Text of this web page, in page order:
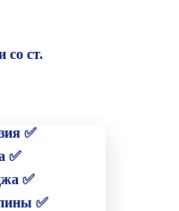
со ст.
✅
✅
✅
✅